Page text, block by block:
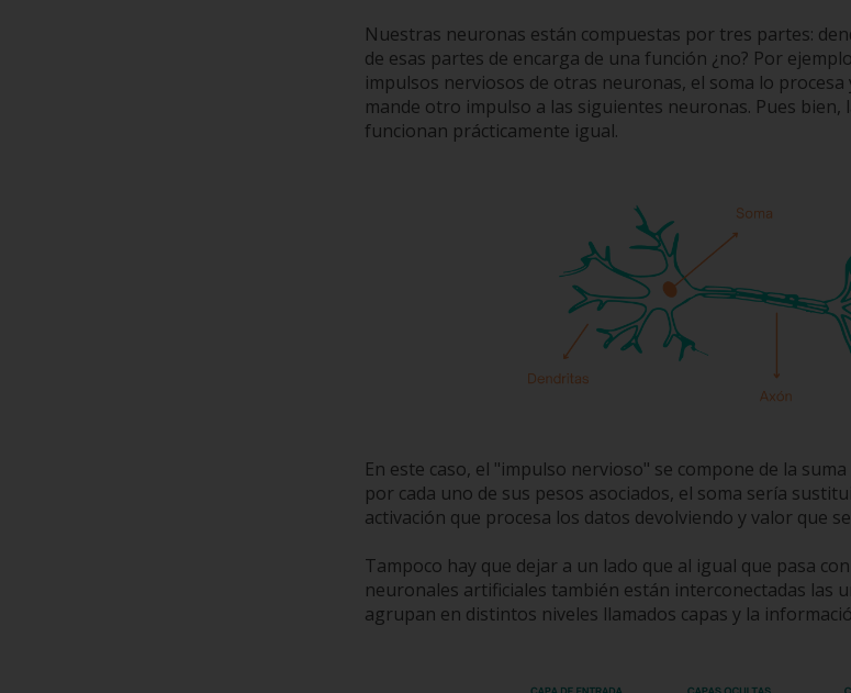
Nuestras neuronas están compuestas por tres partes:
de esas partes de encarga de una función ¿no? Por
impulsos nerviosos de otras neuronas, el soma lo
mande otro impulso a las siguientes neuronas. Pues
funcionan prácticamente igual.
En este caso, el "impulso nervioso" se compone de la
por cada uno de sus pesos asociados, el soma sería
activación que procesa los datos devolviendo y valor que
Tampoco hay que dejar a un lado que al igual que pasa
neuronales artificiales también están interconectadas las
agrupan en distintos niveles llamados capas y la